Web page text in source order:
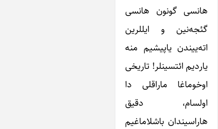
هانسی گونون هانسی
گئجه‌نین‌ و ایللرین
اته‌ییندن یاپیشیم منه
یاردیم ائتسینلر! تاریخی
اوخوماغا ماراقلی دا
اولسام، دقیق
هاراسیندان باشلاماغیم